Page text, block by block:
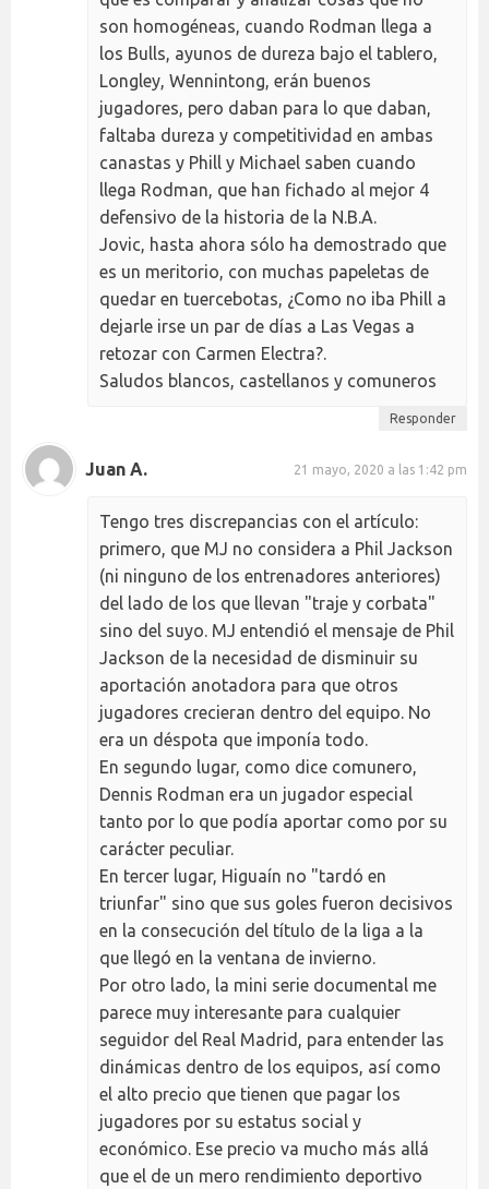
son homogéneas, cuando Rodman llega a
los Bulls, ayunos de dureza bajo el tablero,
Longley, Wennintong, erán buenos
jugadores, pero daban para lo que daban,
faltaba dureza y competitividad en ambas
canastas y Phill y Michael saben cuando
llega Rodman, que han fichado al mejor 4
defensivo de la historia de la N.B.A.
Jovic, hasta ahora sólo ha demostrado que
es un meritorio, con muchas papeletas de
quedar en tuercebotas, ¿Como no iba Phill a
dejarle irse un par de días a Las Vegas a
retozar con Carmen Electra?.
Saludos blancos, castellanos y comuneros
Responder
Juan A. 21 mayo, 2020 a las 1:42 pm
Tengo tres discrepancias con el artículo:
primero, que MJ no considera a Phil Jackson
(ni ninguno de los entrenadores anteriores)
del lado de los que llevan "traje y corbata"
sino del suyo. MJ entendió el mensaje de Phil
Jackson de la necesidad de disminuir su
aportación anotadora para que otros
jugadores crecieran dentro del equipo. No
era un déspota que imponía todo.
En segundo lugar, como dice comunero,
Dennis Rodman era un jugador especial
tanto por lo que podía aportar como por su
carácter peculiar.
En tercer lugar, Higuaín no "tardó en
triunfar" sino que sus goles fueron decisivos
en la consecución del título de la liga a la
que llegó en la ventana de invierno.
Por otro lado, la mini serie documental me
parece muy interesante para cualquier
seguidor del Real Madrid, para entender las
dinámicas dentro de los equipos, así como
el alto precio que tienen que pagar los
jugadores por su estatus social y
económico. Ese precio va mucho más allá
que el de un mero rendimiento deportivo